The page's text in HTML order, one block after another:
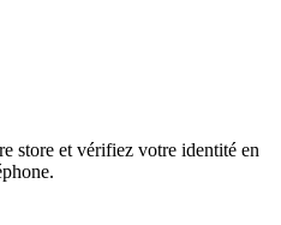
store et vérifiez votre identité en